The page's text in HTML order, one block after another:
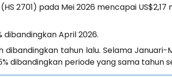
2701) pada Mei 2026 mencapai
dibandingkan April 2026.
tahun lalu. Selama Januari-
dibandingkan periode yang sama tahun